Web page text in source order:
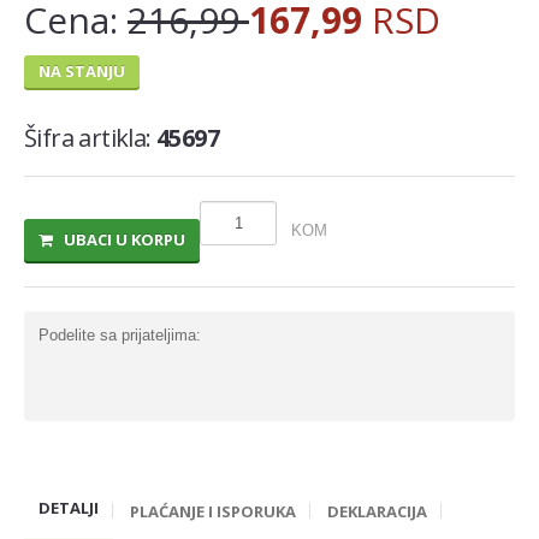
MLECNI PROIZVODI
TRAJNO I COKOLADNO MLEKO
SIR I SIRNI NAMAZI
PROIZVODI OD BILJ.MASTI I ULJA
VOCNI JOGURTI I PUDINZI
SVEZE MESO - RIBA
Cena: 216,99167,99 RSD
NA STANJU
Šifra artikla: 45697
KOM
UBACI U KORPU
Podelite sa prijateljima:
DETALJI PLAĆANJE I ISPORUKA DEKLARACIJA